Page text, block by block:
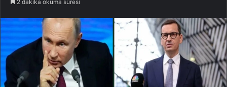
2 dakika okuma süresi